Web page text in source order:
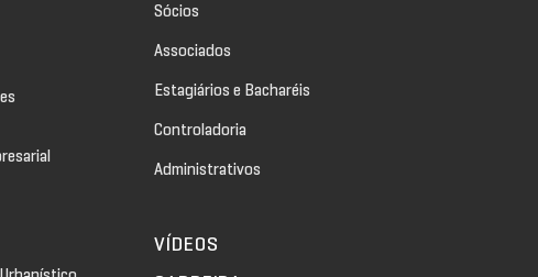
Sócios
Associados
Estagiários e Bacharéis
Controladoria
Administrativos
VÍDEOS